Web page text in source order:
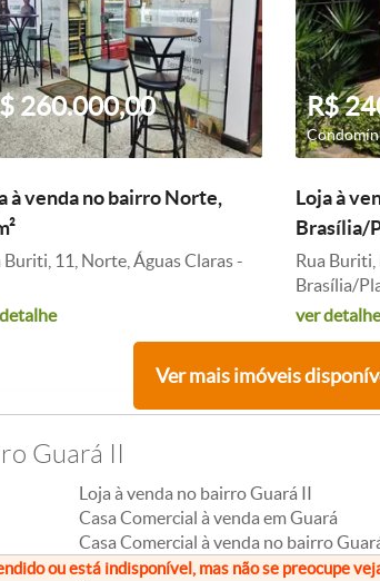
260.000,00
à venda no bairro Norte,
Buriti, 11, Norte, Águas Claras -
R$
Loja à
Brasília/
Rua
Brasília/
ver detalhe
Ver mais imóveis
Guará II
Loja à venda no bairro Guará II
Casa Comercial à venda em Guará
Casa Comercial à venda no bairro
ou está indisponível, mas não se preocupe